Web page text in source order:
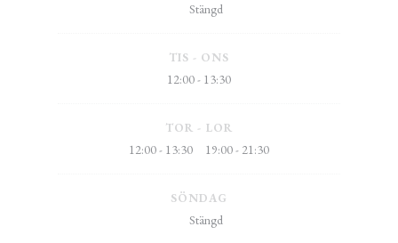
Stängd
TIS - ONS
12:00 - 13:30
TOR - LOR
12:00 - 13:30 19:00 - 21:30
SÖNDAG
Stängd